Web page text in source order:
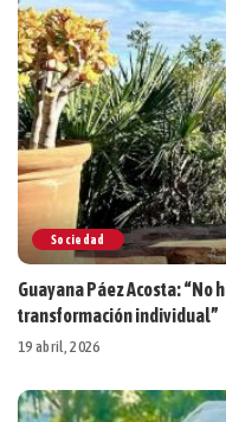
Sociedad
Guayana Páez Acosta:
transformación individual”
19 abril, 2026